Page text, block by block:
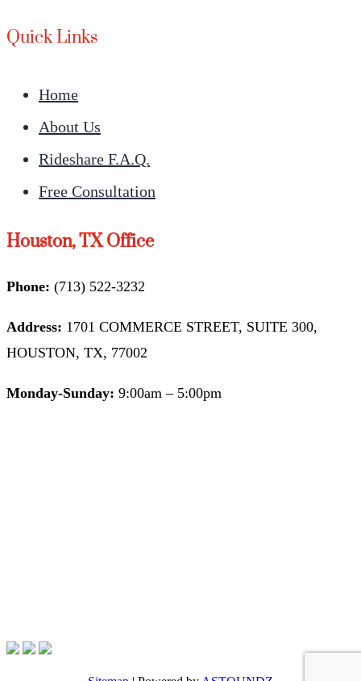
Quick Links
Home
About Us
Rideshare F.A.Q.
Free Consultation
Houston, TX Office
Phone: (713) 522-3232
Address: 1701 COMMERCE STREET, SUITE 300,
HOUSTON, TX, 77002
Monday-Sunday: 9:00am – 5:00pm